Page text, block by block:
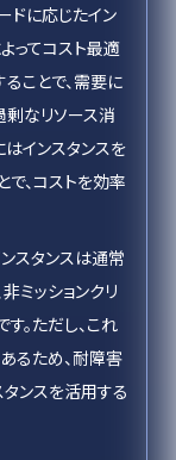
ドに応じたイン
ってコスト最適
ことで、需要に
剰なリソース消
インスタンスを
、コストを効率
ンスタンスは通常
ミッションクリ
。ただし、これ
るため、耐障害
ンスを活用する